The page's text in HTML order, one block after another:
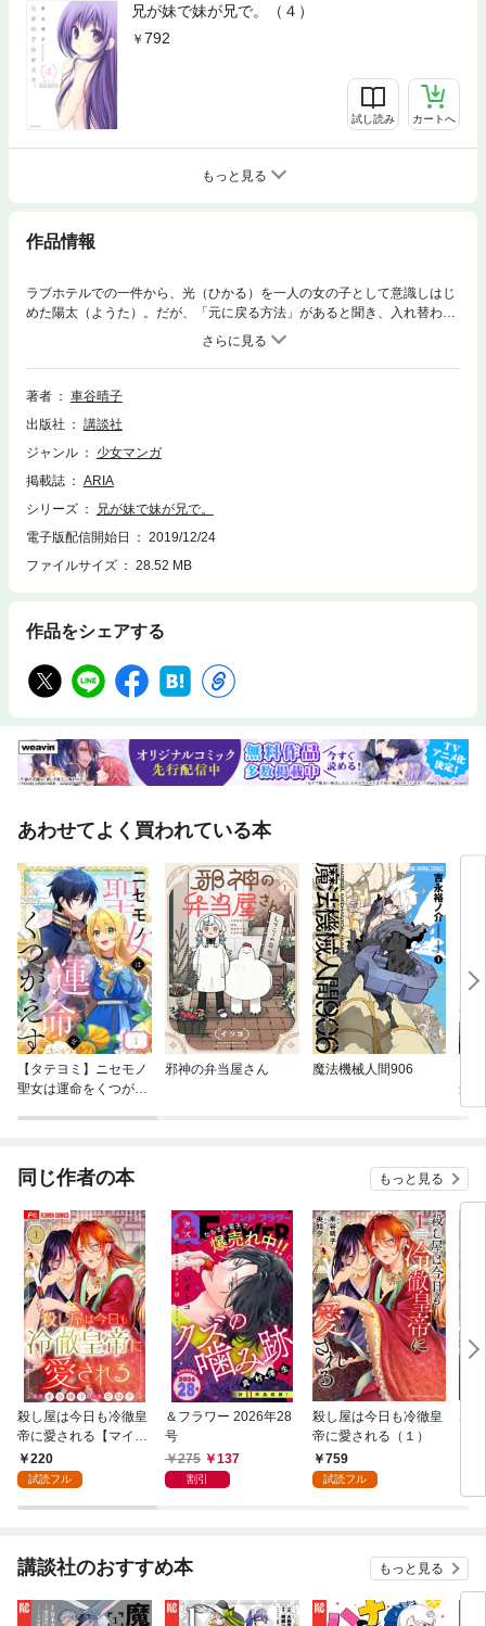
兄が妹で妹が兄で。（４）
792
試し読み カートへ
もっと見る
作品情報
ラブホテルでの一件から、光（ひかる）を一人の女の子として意識しはじ
めた陽太（ようた）。だが、「元に戻る方法」があると聞き、入れ替わり
の面々――光（身体は陽太）、ゆりか（身体は真山（まやま））、真山
（身体はゆりか）たちと湯けむり温泉旅行に向かう。そこに、衝撃の事実
が待ち受けているとも知らずに……。新キャラ登場もあって、さらにドタ
バタの男女入れ替わりときめきラブコメ！
著者
車谷晴子
出版社
講談社
ジャンル
少女マンガ
掲載誌
ARIA
シリーズ
兄が妹で妹が兄で。
電子版配信開始日
2019/12/24
ファイルサイズ
28.52 MB
作品をシェアする
あわせてよく買われている本
【タテヨミ】ニセモノ
聖女は運命をくつがえ
邪神の弁当屋さん 魔法機械人間906
最
令
同じ作者の本 もっと見る
殺し屋は今日も冷徹皇
帝に愛される【マイク
ロ】（１）
220
試読フル
＆フラワー 2026年28
号
275
137
割引
殺し屋は今日も冷徹皇
帝に愛される（１）
759
試読フル
講談社のおすすめ本 もっと見る